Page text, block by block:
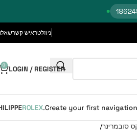
ניוזלטראיש קשר
LOGIN / REGISTER
0
Create your first
ROLEX
סובמרינר